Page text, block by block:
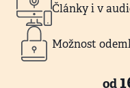
Články i v
Možnost
od